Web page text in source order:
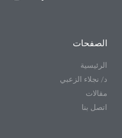
الصفحات
الرئيسية
د/ نجلاء الزعبي
مقالات
اتصل بنا